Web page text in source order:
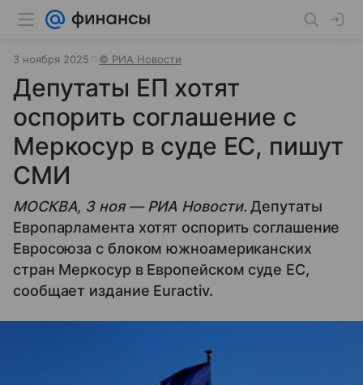
3 ноября 2025 © РИА Новости
Депутаты ЕП хотят
оспорить соглашение с
Меркосур в суде ЕС, пишут
СМИ
МОСКВА, 3 ноя — РИА Новости. Депутаты
Европарламента хотят оспорить соглашение
Евросоюза с блоком южноамериканских
стран Меркосур в Европейском суде ЕС,
сообщает издание Euractiv.